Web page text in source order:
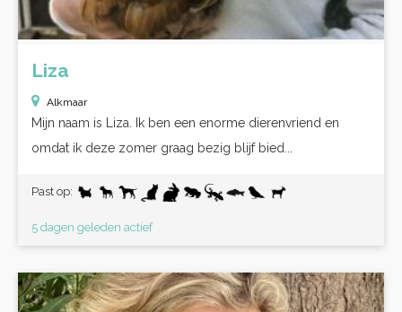
Liza
Alkmaar
Mijn naam is Liza. Ik ben een enorme dierenvriend en
omdat ik deze zomer graag bezig blijf bied...
Past op:
5 dagen geleden actief